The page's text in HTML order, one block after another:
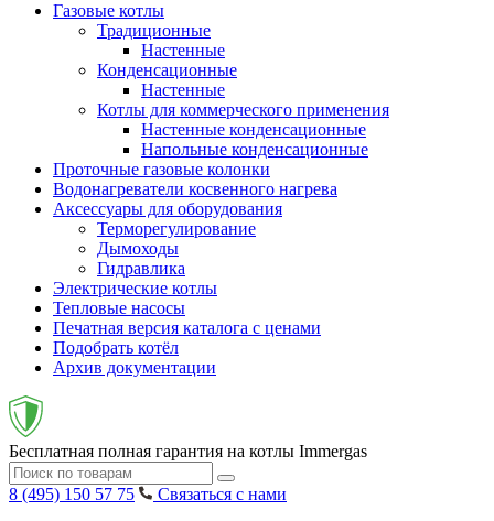
Газовые котлы
Традиционные
Настенные
Конденсационные
Настенные
Котлы для коммерческого применения
Настенные конденсационные
Напольные конденсационные
Проточные газовые колонки
Водонагреватели косвенного нагрева
Аксессуары для оборудования
Терморегулирование
Дымоходы
Гидравлика
Электрические котлы
Тепловые насосы
Печатная версия каталога с ценами
Подобрать котёл
Архив документации
Бесплатная полная гарантия на котлы Immergas
8 (495) 150 57 75
Связаться с нами